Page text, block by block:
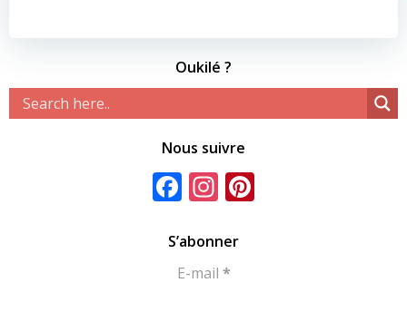
Oukilé ?
Nous suivre
Facebook
Instagram
S’abonner
E-mail *